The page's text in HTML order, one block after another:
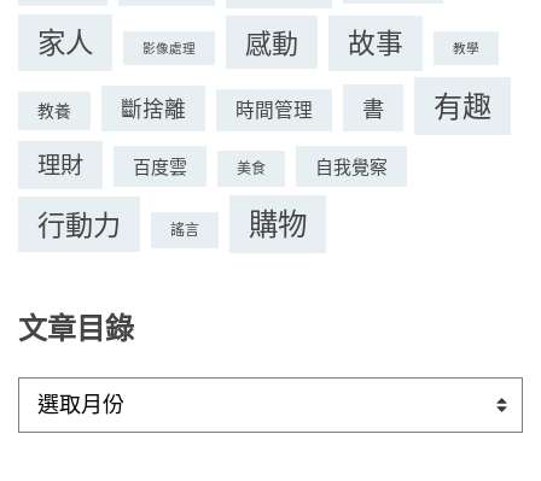
家人 影像處理 感動 故事 教學
教養 斷捨離 時間管理 書 有趣
理財 百度雲 美食 自我覺察
行動力 謠言 購物
文章目錄
目